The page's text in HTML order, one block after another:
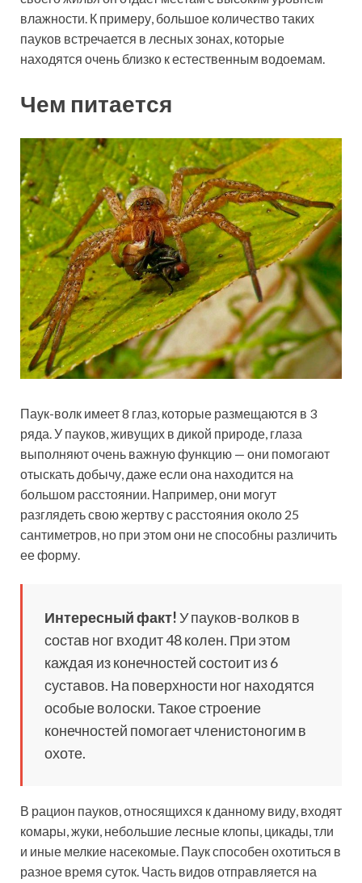
влажности. К примеру, большое количество таких
пауков встречается в лесных зонах, которые
находятся очень близко к естественным водоемам.
Чем питается
Паук-волк имеет 8 глаз, которые размещаются в 3
ряда. У пауков, живущих в дикой природе, глаза
выполняют очень важную функцию — они помогают
отыскать добычу, даже если она находится на
большом расстоянии. Например, они могут
разглядеть свою жертву с расстояния около 25
сантиметров, но при этом они не способны различить
ее форму.
Интересный факт!У пауков-волков в
состав ног входит 48 колен. При этом
каждая из конечностей состоит из 6
суставов. На поверхности ног находятся
особые волоски. Такое строение
конечностей помогает членистоногим в
охоте.
В рацион пауков, относящихся к данному виду, входят
комары, жуки, небольшие лесные клопы, цикады, тли
и иные мелкие насекомые. Паук способен охотиться в
разное время суток. Часть видов отправляется на